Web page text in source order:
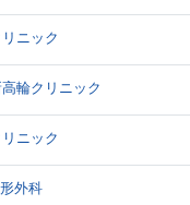
ニック
輪クリニック
ニック
外科